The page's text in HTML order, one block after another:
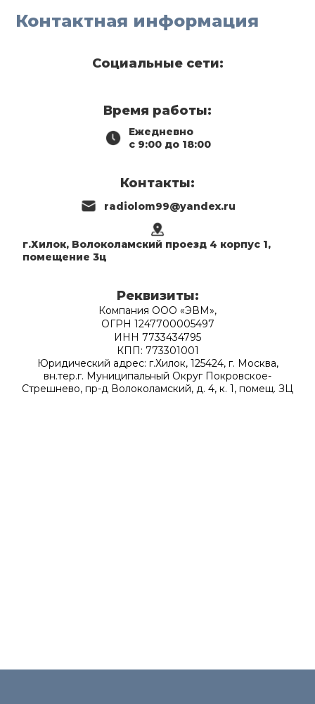
Контактная информация
Социальные сети:
Время работы:
Ежедневно
с 9:00 до 18:00
Контакты:
radiolom99@yandex.ru
г.Хилок, Волоколамский проезд 4 корпус 1,
помещение 3ц
Реквизиты:
Компания ООО «ЭВМ»,
ОГРН 1247700005497
ИНН 7733434795
КПП: 773301001
Юридический адрес: г.Хилок, 125424, г. Москва,
вн.тер.г. Муниципальный Округ Покровское-
Стрешнево, пр-д Волоколамский, д. 4, к. 1, помещ. ЗЦ